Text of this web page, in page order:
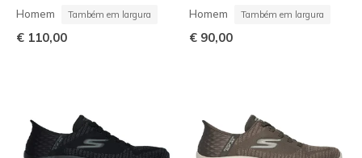
Homem Também em largura
€ 110,00
Homem Também em largura
€ 90,00